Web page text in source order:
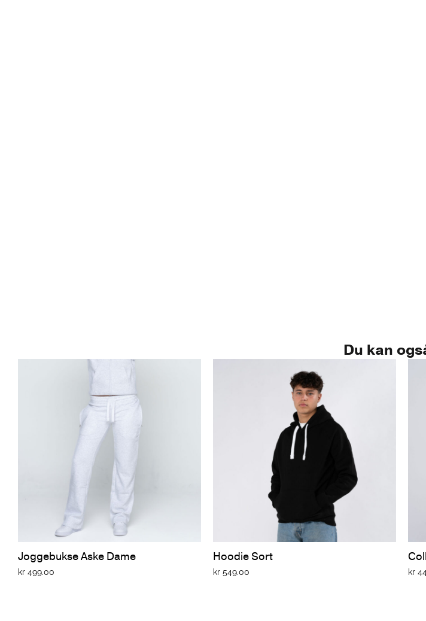
Du kan
Joggebukse Aske Dame
kr 499.00
Hoodie Sort
kr 549.00 kr